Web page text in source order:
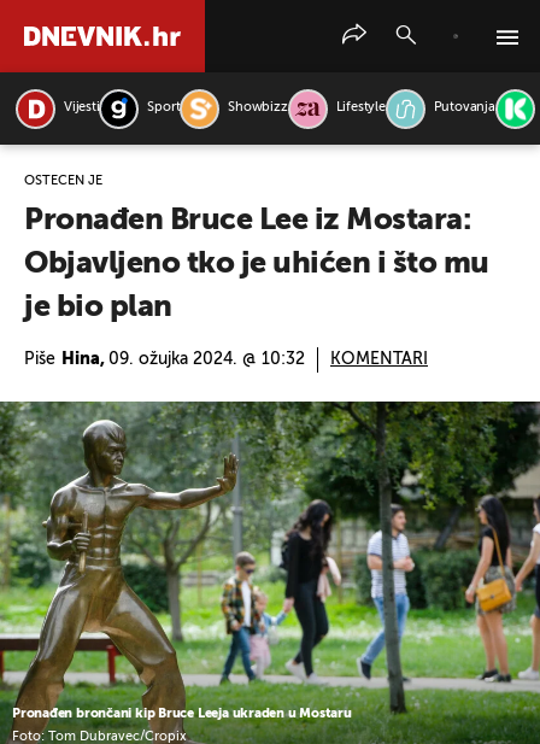
Vijesti Sport Showbizz Lifestyle Putovanja
OŠTEĆEN JE
Pronađen Bruce Lee iz Mostara:
Objavljeno tko je uhićen i što mu
je bio plan
Piše Hina, 09. ožujka 2024. @ 10:32 KOMENTARI
Pronađen brončani kip Bruce Leeja ukraden u Mostaru
Foto: Tom Dubravec/Cropix
PRETRAŽITE VIJESTI